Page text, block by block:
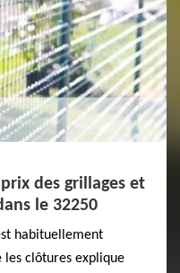
des grillages et
le 32250
habituellement
clôtures explique